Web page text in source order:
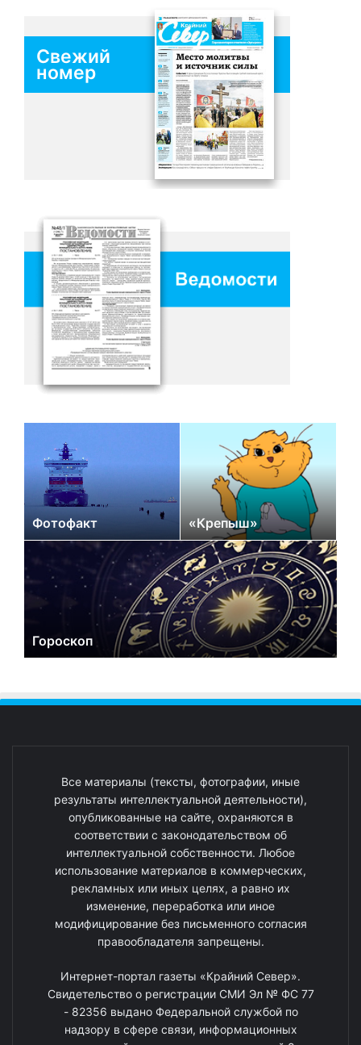
Свежий
номер
Фотофакт «Крепыш»
Гороскоп
Все материалы (тексты, фотографии, иные
результаты интеллектуальной деятельности),
опубликованные на сайте, охраняются в
соответствии с законодательством об
интеллектуальной собственности. Любое
использование материалов в коммерческих,
рекламных или иных целях, а равно их
изменение, переработка или иное
модифицирование без письменного согласия
правообладателя запрещены.
Интернет-портал газеты «Крайний Север».
Свидетельство о регистрации СМИ Эл № ФС 77
- 82356 выдано Федеральной службой по
надзору в сфере связи, информационных